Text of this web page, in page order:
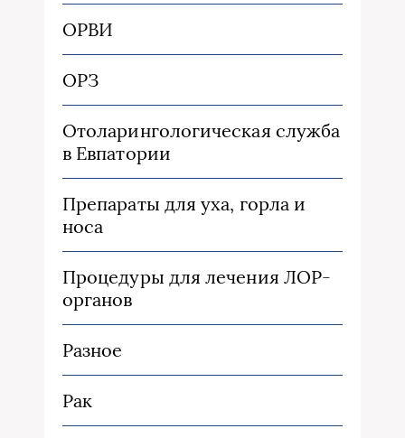
ОРВИ
ОРЗ
Отоларингологическая служба
в Евпатории
Препараты для уха, горла и
носа
Процедуры для лечения ЛОР-
органов
Разное
Рак